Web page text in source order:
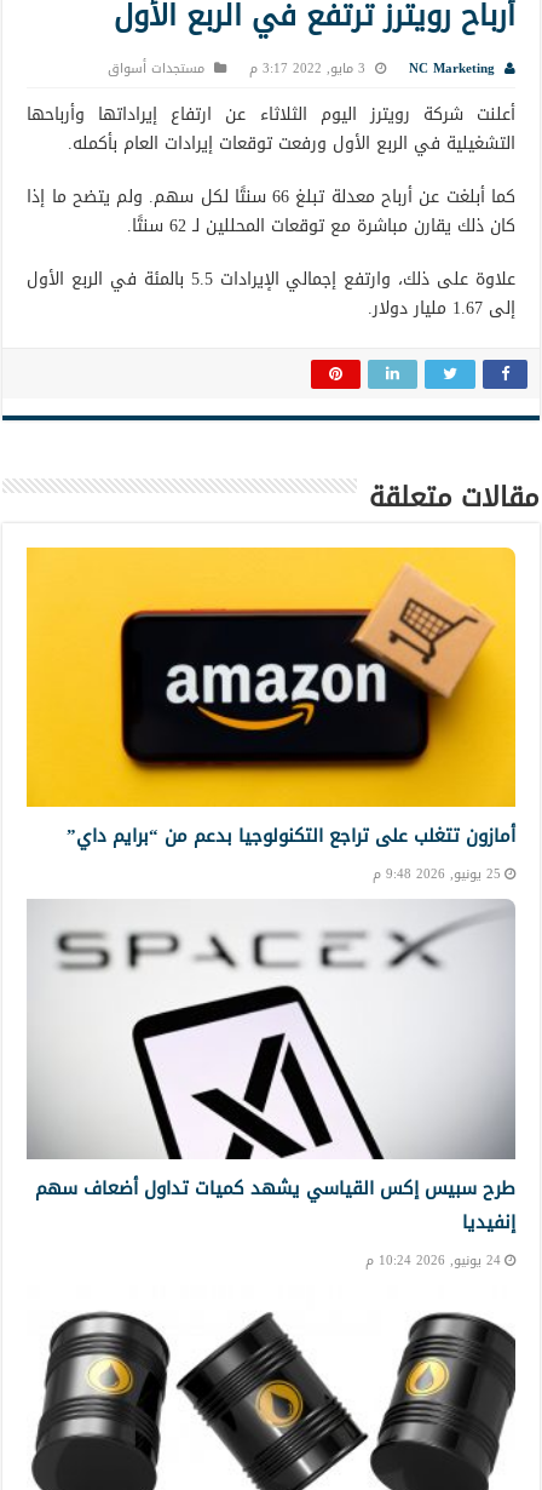
أرباح رويترز ترتفع في الربع الأول
NC Marketing 3 مايو, 2022 3:17 م مستجدات أسواق
أعلنت شركة رويترز اليوم الثلاثاء عن ارتفاع إيراداتها وأرباحها
التشغيلية في الربع الأول ورفعت توقعات إيرادات العام بأكمله.
كما أبلغت عن أرباح معدلة تبلغ 66 سنتًا لكل سهم. ولم يتضح ما إذا
كان ذلك يقارن مباشرة مع توقعات المحللين لـ 62 سنتًا.
علاوة على ذلك، وارتفع إجمالي الإيرادات 5.5 بالمئة في الربع الأول
إلى 1.67 مليار دولار.
مقالات متعلقة
أمازون تتغلب على تراجع التكنولوجيا بدعم من “برايم داي”
25 يونيو, 2026 9:48 م
طرح سبيس إكس القياسي يشهد كميات تداول أضعاف سهم
إنفيديا
24 يونيو, 2026 10:24 م